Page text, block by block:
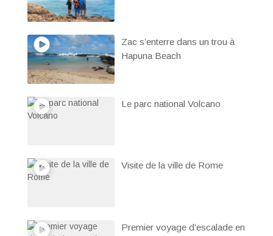
Zac s’enterre dans un trou à
Hapuna Beach
Le parc national Volcano
Visite de la ville de Rome
Premier voyage d’escalade en